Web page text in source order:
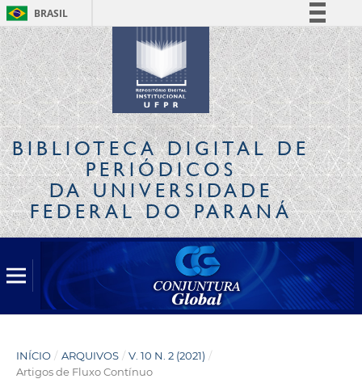
BRASIL
Simplifique!
Comunica BR
Participe
Acesso à informação
Legislação
Canais
BIBLIOTECA DIGITALDE
PERIÓDICOS
DA UNIVERSIDADE
FEDERAL DO PARANÁ
INÍCIO / ARQUIVOS / V. 10 N. 2 (2021) /
Artigos de Fluxo Contínuo